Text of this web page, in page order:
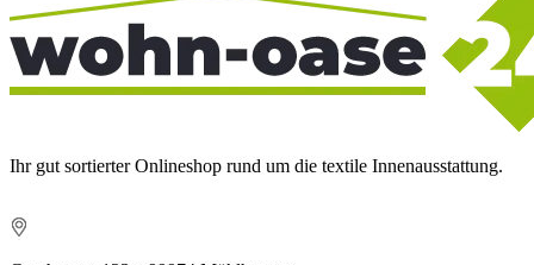
Ihr gut sortierter Onlineshop rund um die textile Innenausstattung.